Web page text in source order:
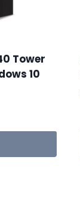
Tower
10